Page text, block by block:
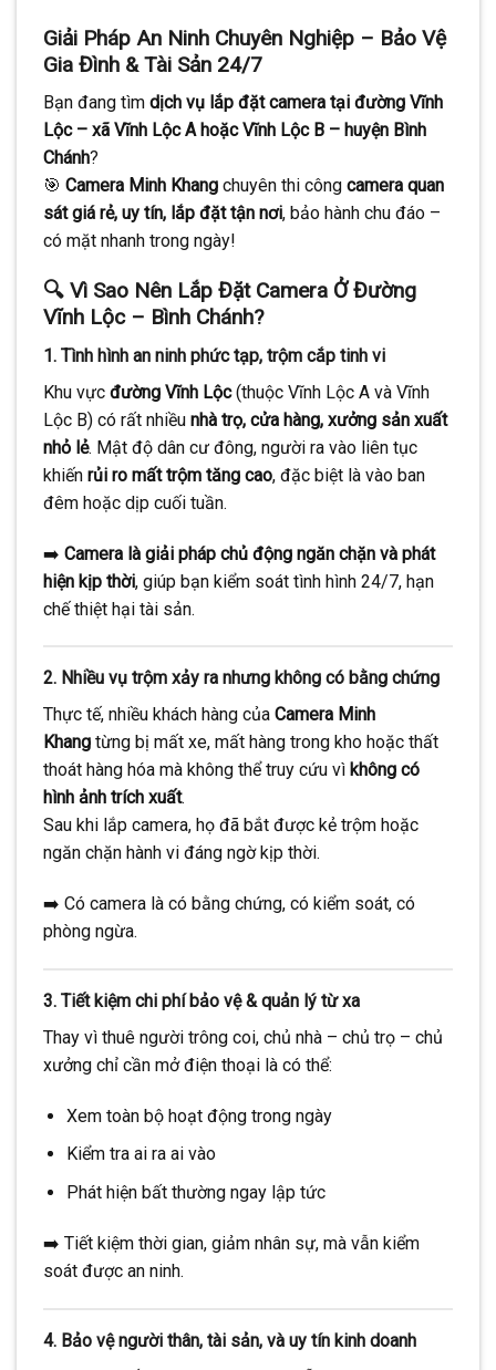
Giải Pháp An Ninh Chuyên Nghiệp – Bảo Vệ
Gia Đình & Tài Sản 24/7
Bạn đang tìm dịch vụ lắp đặt camera tại đường Vĩnh
Lộc – xã Vĩnh Lộc A hoặc Vĩnh Lộc B – huyện Bình
Chánh?
🎯 Camera Minh Khang chuyên thi công camera quan
sát giá rẻ, uy tín, lắp đặt tận nơi, bảo hành chu đáo –
có mặt nhanh trong ngày!
🔍 Vì Sao Nên Lắp Đặt Camera Ở Đường
Vĩnh Lộc – Bình Chánh?
1. Tình hình an ninh phức tạp, trộm cắp tinh vi
Khu vực đường Vĩnh Lộc(thuộc Vĩnh Lộc A và Vĩnh
Lộc B) có rất nhiều nhà trọ, cửa hàng, xưởng sản xuất
nhỏ lẻ. Mật độ dân cư đông, người ra vào liên tục
khiến rủi ro mất trộm tăng cao, đặc biệt là vào ban
đêm hoặc dịp cuối tuần.
➡️ Camera là giải pháp chủ động ngăn chặn và phát
hiện kịp thời, giúp bạn kiểm soát tình hình 24/7, hạn
chế thiệt hại tài sản.
2. Nhiều vụ trộm xảy ra nhưng không có bằng chứng
Thực tế, nhiều khách hàng của Camera Minh
Khang từng bị mất xe, mất hàng trong kho hoặc thất
thoát hàng hóa mà không thể truy cứu vì không có
hình ảnh trích xuất.
Sau khi lắp camera, họ đã bắt được kẻ trộm hoặc
ngăn chặn hành vi đáng ngờ kịp thời.
➡️ Có camera là có bằng chứng, có kiểm soát, có
phòng ngừa.
3. Tiết kiệm chi phí bảo vệ & quản lý từ xa
Thay vì thuê người trông coi, chủ nhà – chủ trọ – chủ
xưởng chỉ cần mở điện thoại là có thể:
Xem toàn bộ hoạt động trong ngày
Kiểm tra ai ra ai vào
Phát hiện bất thường ngay lập tức
➡️ Tiết kiệm thời gian, giảm nhân sự, mà vẫn kiểm
soát được an ninh.
4. Bảo vệ người thân, tài sản, và uy tín kinh doanh